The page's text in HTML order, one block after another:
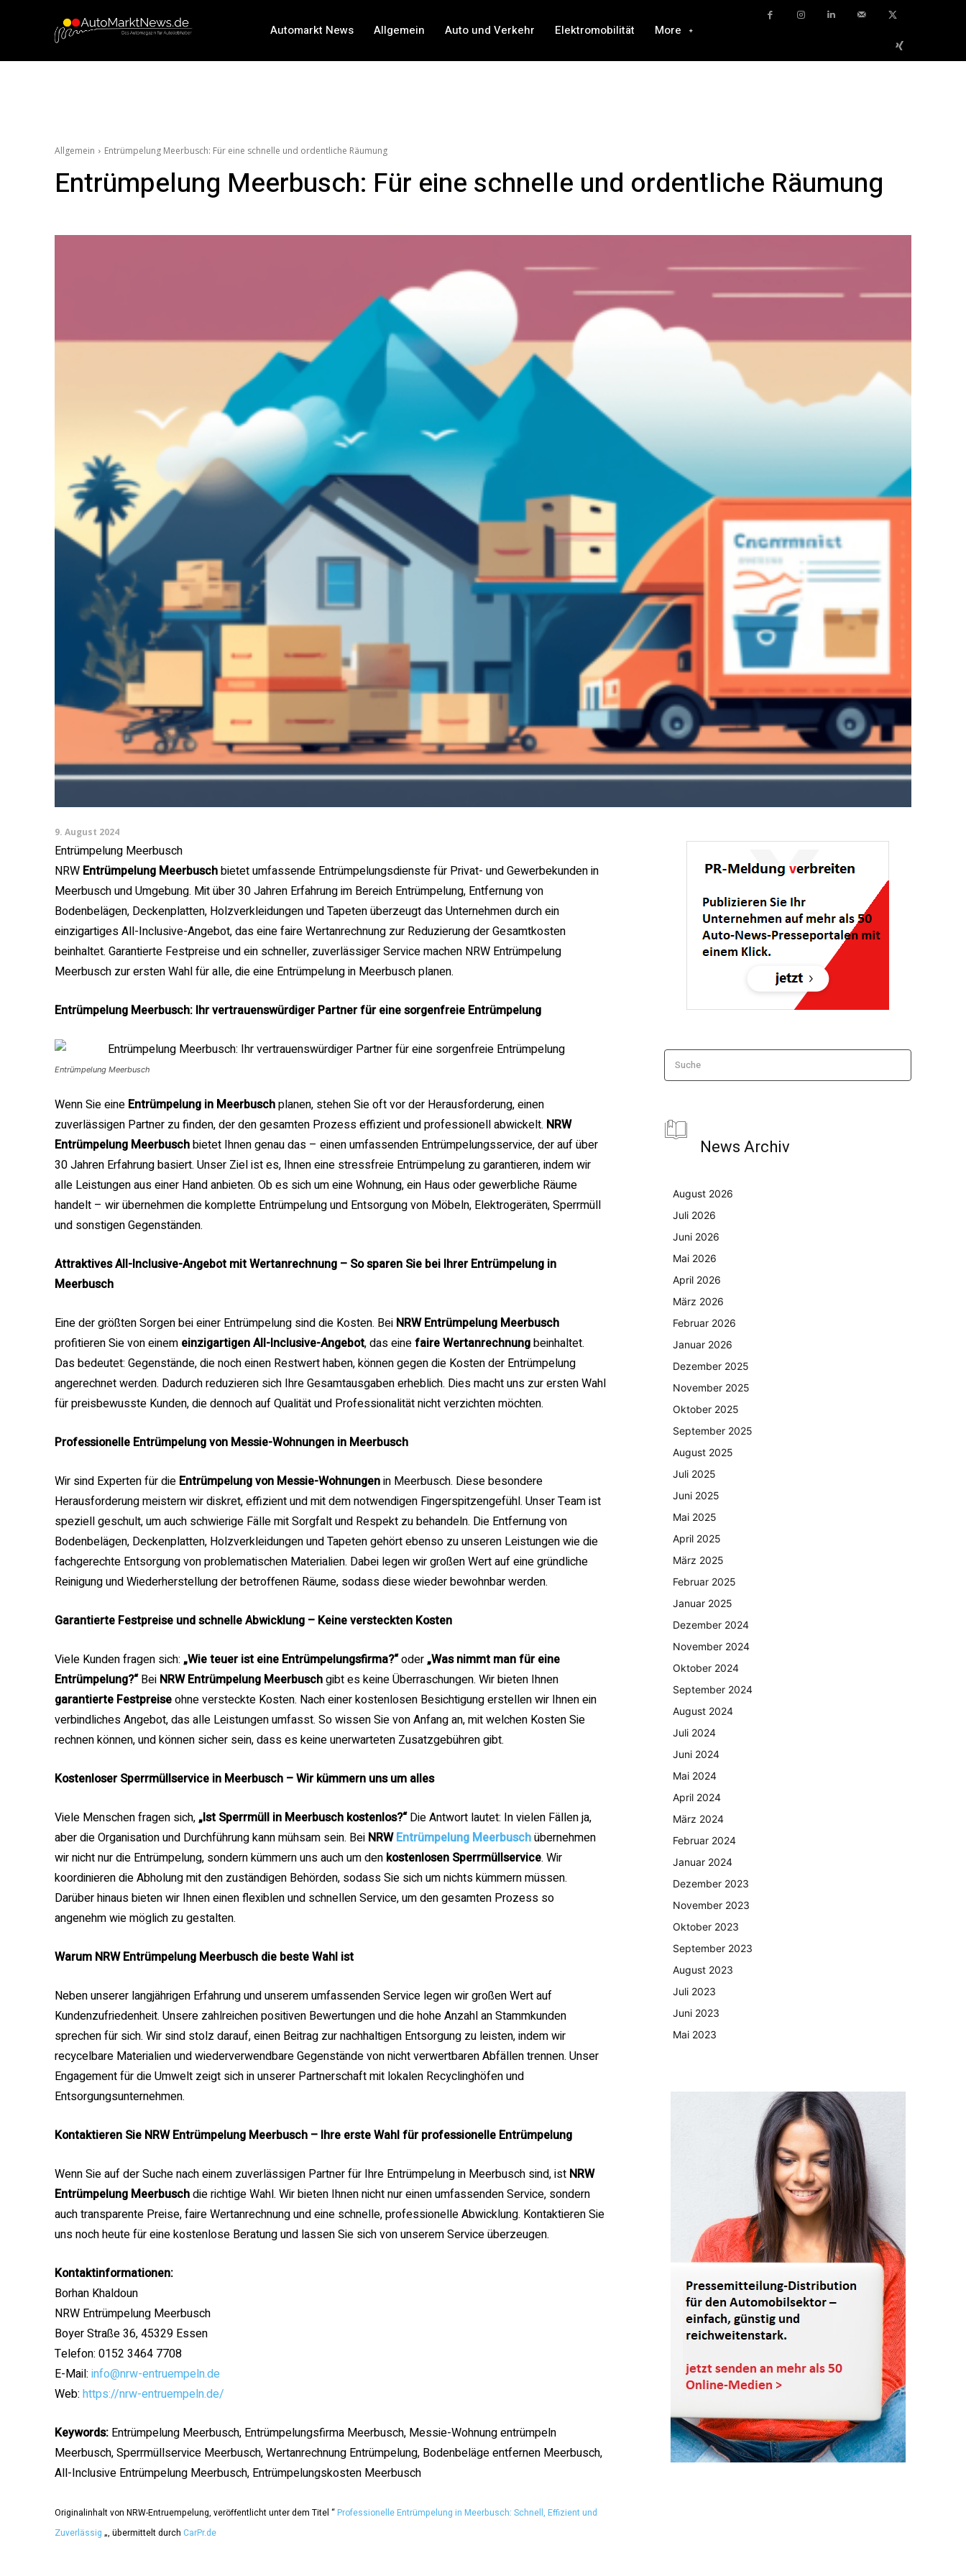
Automarkt News Allgemein Auto und Verkehr Elektromobilität More
Allgemein Entrümpelung Meerbusch: Für eine schnelle und ordentliche Räumung
Entrümpelung Meerbusch: Für eine schnelle und ordentliche Räumung
9. August 2024
Entrümpelung Meerbusch
NRW Entrümpelung Meerbuschbietet umfassende Entrümpelungsdienste für Privat- und Gewerbekunden in
Meerbusch und Umgebung. Mit über 30 Jahren Erfahrung im Bereich Entrümpelung, Entfernung von
Bodenbelägen, Deckenplatten, Holzverkleidungen und Tapeten überzeugt das Unternehmen durch ein
einzigartiges All-Inclusive-Angebot, das eine faire Wertanrechnung zur Reduzierung der Gesamtkosten
beinhaltet. Garantierte Festpreise und ein schneller, zuverlässiger Service machen NRW Entrümpelung
Meerbusch zur ersten Wahl für alle, die eine Entrümpelung in Meerbusch planen.
Entrümpelung Meerbusch: Ihr vertrauenswürdiger Partner für eine sorgenfreie Entrümpelung
Entrümpelung Meerbusch
Wenn Sie eine Entrümpelung in Meerbuschplanen, stehen Sie oft vor der Herausforderung, einen
zuverlässigen Partner zu finden, der den gesamten Prozess effizient und professionell abwickelt. NRW
Entrümpelung Meerbuschbietet Ihnen genau das – einen umfassenden Entrümpelungsservice, der auf über
30 Jahren Erfahrung basiert. Unser Ziel ist es, Ihnen eine stressfreie Entrümpelung zu garantieren, indem wir
alle Leistungen aus einer Hand anbieten. Ob es sich um eine Wohnung, ein Haus oder gewerbliche Räume
handelt – wir übernehmen die komplette Entrümpelung und Entsorgung von Möbeln, Elektrogeräten, Sperrmüll
und sonstigen Gegenständen.
Attraktives All-Inclusive-Angebot mit Wertanrechnung – So sparen Sie bei Ihrer Entrümpelung in
Meerbusch
Eine der größten Sorgen bei einer Entrümpelung sind die Kosten. Bei NRW Entrümpelung Meerbusch
profitieren Sie von einem einzigartigen All-Inclusive-Angebot, das einefaire Wertanrechnungbeinhaltet.
Das bedeutet: Gegenstände, die noch einen Restwert haben, können gegen die Kosten der Entrümpelung
angerechnet werden. Dadurch reduzieren sich Ihre Gesamtausgaben erheblich. Dies macht uns zur ersten Wahl
für preisbewusste Kunden, die dennoch auf Qualität und Professionalität nicht verzichten möchten.
Professionelle Entrümpelung von Messie-Wohnungen in Meerbusch
Wir sind Experten für die Entrümpelung von Messie-Wohnungenin Meerbusch. Diese besondere
Herausforderung meistern wir diskret, effizient und mit dem notwendigen Fingerspitzengefühl. Unser Team ist
speziell geschult, um auch schwierige Fälle mit Sorgfalt und Respekt zu behandeln. Die Entfernung von
Bodenbelägen, Deckenplatten, Holzverkleidungen und Tapeten gehört ebenso zu unseren Leistungen wie die
fachgerechte Entsorgung von problematischen Materialien. Dabei legen wir großen Wert auf eine gründliche
Reinigung und Wiederherstellung der betroffenen Räume, sodass diese wieder bewohnbar werden.
Garantierte Festpreise und schnelle Abwicklung – Keine versteckten Kosten
Viele Kunden fragen sich: „Wie teuer ist eine Entrümpelungsfirma?“oder„Was nimmt man für eine
Entrümpelung?“Bei NRW Entrümpelung Meerbuschgibt es keine Überraschungen. Wir bieten Ihnen
garantierte Festpreiseohne versteckte Kosten. Nach einer kostenlosen Besichtigung erstellen wir Ihnen ein
verbindliches Angebot, das alle Leistungen umfasst. So wissen Sie von Anfang an, mit welchen Kosten Sie
rechnen können, und können sicher sein, dass es keine unerwarteten Zusatzgebühren gibt.
Kostenloser Sperrmüllservice in Meerbusch – Wir kümmern uns um alles
Viele Menschen fragen sich,„Ist Sperrmüll in Meerbusch kostenlos?“Die Antwort lautet: In vielen Fällen ja,
aber die Organisation und Durchführung kann mühsam sein. Bei NRWEntrümpelung Meerbuschübernehmen
wir nicht nur die Entrümpelung, sondern kümmern uns auch um den kostenlosen Sperrmüllservice. Wir
koordinieren die Abholung mit den zuständigen Behörden, sodass Sie sich um nichts kümmern müssen.
Darüber hinaus bieten wir Ihnen einen flexiblen und schnellen Service, um den gesamten Prozess so
angenehm wie möglich zu gestalten.
Warum NRW Entrümpelung Meerbusch die beste Wahl ist
Neben unserer langjährigen Erfahrung und unserem umfassenden Service legen wir großen Wert auf
Kundenzufriedenheit. Unsere zahlreichen positiven Bewertungen und die hohe Anzahl an Stammkunden
sprechen für sich. Wir sind stolz darauf, einen Beitrag zur nachhaltigen Entsorgung zu leisten, indem wir
recycelbare Materialien und wiederverwendbare Gegenstände von nicht verwertbaren Abfällen trennen. Unser
Engagement für die Umwelt zeigt sich in unserer Partnerschaft mit lokalen Recyclinghöfen und
Entsorgungsunternehmen.
Kontaktieren Sie NRW Entrümpelung Meerbusch – Ihre erste Wahl für professionelle Entrümpelung
Wenn Sie auf der Suche nach einem zuverlässigen Partner für Ihre Entrümpelung in Meerbusch sind, ist NRW
Entrümpelung Meerbuschdie richtige Wahl. Wir bieten Ihnen nicht nur einen umfassenden Service, sondern
auch transparente Preise, faire Wertanrechnung und eine schnelle, professionelle Abwicklung. Kontaktieren Sie
uns noch heute für eine kostenlose Beratung und lassen Sie sich von unserem Service überzeugen.
Kontaktinformationen:
Borhan Khaldoun
NRW Entrümpelung Meerbusch
Boyer Straße 36, 45329 Essen
Telefon: 0152 3464 7708
E-Mail: info@nrw-entruempeln.de
Web: https://nrw-entruempeln.de/
Keywords: Entrümpelung Meerbusch, Entrümpelungsfirma Meerbusch, Messie-Wohnung entrümpeln
Meerbusch, Sperrmüllservice Meerbusch, Wertanrechnung Entrümpelung, Bodenbeläge entfernen Meerbusch,
All-Inclusive Entrümpelung Meerbusch, Entrümpelungskosten Meerbusch
Originalinhalt von NRW-Entruempelung, veröffentlicht unter dem Titel “Professionelle Entrümpelung in Meerbusch: Schnell, Effizient und
Zuverlässig „, übermittelt durch CarPr.de
Suche
News Archiv
August 2026
Juli 2026
Juni 2026
Mai 2026
April 2026
März 2026
Februar 2026
Januar 2026
Dezember 2025
November 2025
Oktober 2025
September 2025
August 2025
Juli 2025
Juni 2025
Mai 2025
April 2025
März 2025
Februar 2025
Januar 2025
Dezember 2024
November 2024
Oktober 2024
September 2024
August 2024
Juli 2024
Juni 2024
Mai 2024
April 2024
März 2024
Februar 2024
Januar 2024
Dezember 2023
November 2023
Oktober 2023
September 2023
August 2023
Juli 2023
Juni 2023
Mai 2023